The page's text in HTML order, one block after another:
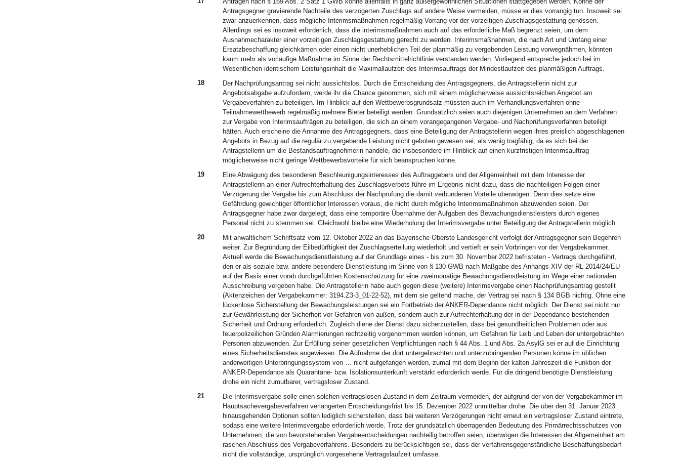
Antragsgegner gravierende Nachteile des verzögerten Zuschlags auf andere Weise vermeiden, müsse er dies vorrangig tun. Insoweit sei
zwar anzuerkennen, dass mögliche Interimsmaßnahmen regelmäßig Vorrang vor der vorzeitigen Zuschlagsgestattung genössen.
Allerdings sei es insoweit erforderlich, dass die lnterimsmaßnahmen auch auf das erforderliche Maß begrenzt seien, um dem
Ausnahmecharakter einer vorzeitigen Zuschlagsgestattung gerecht zu werden. Interimsmaßnahmen, die nach Art und Umfang einer
Ersatzbeschaffung gleichkämen oder einen nicht unerheblichen Teil der planmäßig zu vergebenden Leistung vorwegnähmen, könnten
kaum mehr als vorläufige Maßnahme im Sinne der Rechtsmittelrichtlinie verstanden werden. Vorliegend entspreche jedoch bei im
Wesentlichen identischem Leistungsinhalt die Maximallaufzeit des Interimsauftrags der Mindestlaufzeit des planmäßigen Auftrags.
18
Der Nachprüfungsantrag sei nicht aussichtslos. Durch die Entscheidung des Antragsgegners, die Antragstellerin nicht zur
Angebotsabgabe aufzufordern, werde ihr die Chance genommen, sich mit einem möglicherweise aussichtsreichen Angebot am
Vergabeverfahren zu beteiligen. Im Hinblick auf den Wettbewerbsgrundsatz müssten auch im Verhandlungsverfahren ohne
Teilnahmewettbewerb regelmäßig mehrere Bieter beteiligt werden. Grundsätzlich seien auch diejenigen Unternehmen an dem Verfahren
zur Vergabe von Interimsaufträgen zu beteiligen, die sich an einem vorangegangenen Vergabe- und Nachprüfungsverfahren beteiligt
hätten. Auch erscheine die Annahme des Antragsgegners, dass eine Beteiligung der Antragstellerin wegen ihres preislich abgeschlagenen
Angebots in Bezug auf die regulär zu vergebende Leistung nicht geboten gewesen sei, als wenig tragfähig, da es sich bei der
Antragstellerin um die Bestandsauftragnehmerin handele, die insbesondere im Hinblick auf einen kurzfristigen Interimsauftrag
möglicherweise nicht geringe Wettbewerbsvorteile für sich beanspruchen könne.
19
Eine Abwägung des besonderen Beschleunigungsinteresses des Auftraggebers und der Allgemeinheit mit dem Interesse der
Antragstellerin an einer Aufrechterhaltung des Zuschlagsverbots führe im Ergebnis nicht dazu, dass die nachteiligen Folgen einer
Verzögerung der Vergabe bis zum Abschluss der Nachprüfung die damit verbundenen Vorteile überwögen. Denn dies setze eine
Gefährdung gewichtiger öffentlicher Interessen voraus, die nicht durch mögliche Interimsmaßnahmen abzuwenden seien. Der
Antragsgegner habe zwar dargelegt, dass eine temporäre Übernahme der Aufgaben des Bewachungsdienstleisters durch eigenes
Personal nicht zu stemmen sei. Gleichwohl bleibe eine Wiederholung der Interimsvergabe unter Beteiligung der Antragstellerin möglich.
20
Mit anwaltlichem Schriftsatz vom 12. Oktober 2022 an das Bayerische Oberste Landesgericht verfolgt der Antragsgegner sein Begehren
weiter. Zur Begründung der Eilbedürftigkeit der Zuschlagserteilung wiederholt und vertieft er sein Vorbringen vor der Vergabekammer.
Aktuell werde die Bewachungsdienstleistung auf der Grundlage eines - bis zum 30. November 2022 befristeten - Vertrags durchgeführt,
den er als soziale bzw. andere besondere Dienstleistung im Sinne von § 130 GWB nach Maßgabe des Anhangs XIV der RL 2014/24/EU
auf der Basis einer vorab durchgeführten Kostenschätzung für eine zweimonatige Bewachungsdienstleistung im Wege einer nationalen
Ausschreibung vergeben habe. Die Antragstellerin habe auch gegen diese (weitere) Interimsvergabe einen Nachprüfungsantrag gestellt
(Aktenzeichen der Vergabekammer: 3194.Z3-3_01-22-52), mit dem sie geltend mache, der Vertrag sei nach § 134 BGB nichtig. Ohne eine
lückenlose Sicherstellung der Bewachungsleistungen sei ein Fortbetrieb der ANKER-Dependance nicht möglich. Der Dienst sei nicht nur
zur Gewährleistung der Sicherheit vor Gefahren von außen, sondern auch zur Aufrechterhaltung der in der Dependance bestehenden
Sicherheit und Ordnung erforderlich. Zugleich diene der Dienst dazu sicherzustellen, dass bei gesundheitlichen Problemen oder aus
feuerpolizeilichen Gründen Alarmierungen rechtzeitig vorgenommen werden können, um Gefahren für Leib und Leben der untergebrachten
Personen abzuwenden. Zur Erfüllung seiner gesetzlichen Verpflichtungen nach § 44 Abs. 1 und Abs. 2a AsylG sei er auf die Einrichtung
eines Sicherheitsdienstes angewiesen. Die Aufnahme der dort untergebrachten und unterzubringenden Personen könne im üblichen
anderweitigen Unterbringungssystem von … nicht aufgefangen werden, zumal mit dem Beginn der kalten Jahreszeit die Funktion der
ANKER-Dependance als Quarantäne- bzw. Isolationsunterkunft verstärkt erforderlich werde. Für die dringend benötigte Dienstleistung
drohe ein nicht zumutbarer, vertragsloser Zustand.
21
Die Interimsvergabe solle einen solchen vertragslosen Zustand in dem Zeitraum vermeiden, der aufgrund der von der Vergabekammer im
Hauptsachevergabeverfahren verlängerten Entscheidungsfrist bis 15. Dezember 2022 unmittelbar drohe. Die über den 31. Januar 2023
hinausgehenden Optionen sollten lediglich sicherstellen, dass bei weiteren Verzögerungen nicht erneut ein vertragsloser Zustand eintrete,
sodass eine weitere Interimsvergabe erforderlich werde. Trotz der grundsätzlich überragenden Bedeutung des Primärrechtsschutzes von
Unternehmen, die von bevorstehenden Vergabeentscheidungen nachteilig betroffen seien, überwögen die Interessen der Allgemeinheit am
raschen Abschluss des Vergabeverfahrens. Besonders zu berücksichtigen sei, dass der verfahrensgegenständliche Beschaffungsbedarf
nicht die vollständige, ursprünglich vorgesehene Vertragslaufzeit umfasse.